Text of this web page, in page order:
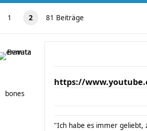
1 2 81 Beiträge
bones
https://
"Ich habe es immer geliebt,